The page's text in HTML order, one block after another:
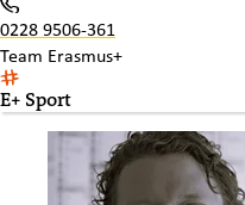
0228 9506-361
Team Erasmus+
E+ Sport